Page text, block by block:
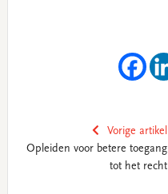
Vorige artikel
Opleiden voor betere toegang
tot het recht